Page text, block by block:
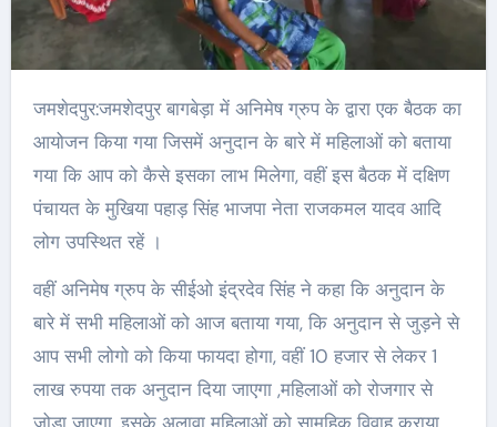
जमशेदपुर:जमशेदपुर बागबेड़ा में अनिमेष ग्रुप के द्वारा एक बैठक का
आयोजन किया गया जिसमें अनुदान के बारे में महिलाओं को बताया
गया कि आप को कैसे इसका लाभ मिलेगा, वहीं इस बैठक में दक्षिण
पंचायत के मुखिया पहाड़ सिंह भाजपा नेता राजकमल यादव आदि
लोग उपस्थित रहें ।
वहीं अनिमेष ग्रुप के सीईओ इंद्रदेव सिंह ने कहा कि अनुदान के
बारे में सभी महिलाओं को आज बताया गया, कि अनुदान से जुड़ने से
आप सभी लोगो को किया फायदा होगा, वहीं 10 हजार से लेकर 1
लाख रुपया तक अनुदान दिया जाएगा ,महिलाओं को रोजगार से